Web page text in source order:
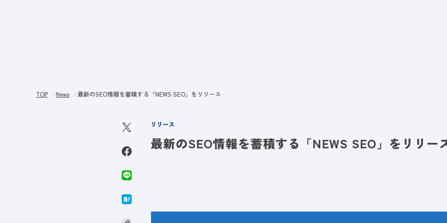
TOP News 最新のSEO情報を蓄積する「NEWS SEO」をリリース
リリース
最新のSEO情報を蓄積する「NEWS SEO」をリリー